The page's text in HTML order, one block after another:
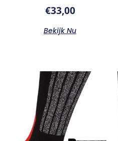
€33,00
Bekijk Nu